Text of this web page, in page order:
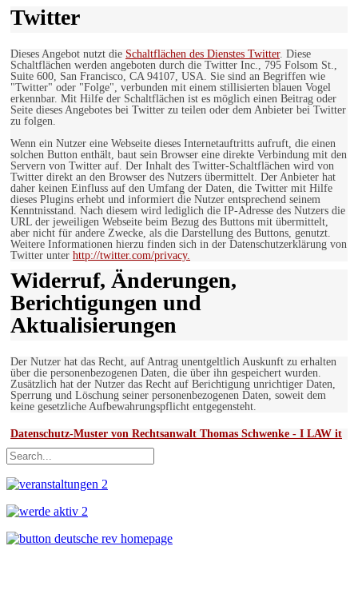
Twitter
Dieses Angebot nutzt die Schaltflächen des Dienstes Twitter. Diese
Schaltflächen werden angeboten durch die Twitter Inc., 795 Folsom St.,
Suite 600, San Francisco, CA 94107, USA. Sie sind an Begriffen wie
"Twitter" oder "Folge", verbunden mit einem stillisierten blauen Vogel
erkennbar. Mit Hilfe der Schaltflächen ist es möglich einen Beitrag oder
Seite dieses Angebotes bei Twitter zu teilen oder dem Anbieter bei Twitter
zu folgen.
Wenn ein Nutzer eine Webseite dieses Internetauftritts aufruft, die einen
solchen Button enthält, baut sein Browser eine direkte Verbindung mit den
Servern von Twitter auf. Der Inhalt des Twitter-Schaltflächen wird von
Twitter direkt an den Browser des Nutzers übermittelt. Der Anbieter hat
daher keinen Einfluss auf den Umfang der Daten, die Twitter mit Hilfe
dieses Plugins erhebt und informiert die Nutzer entsprechend seinem
Kenntnisstand. Nach diesem wird lediglich die IP-Adresse des Nutzers die
URL der jeweiligen Webseite beim Bezug des Buttons mit übermittelt,
aber nicht für andere Zwecke, als die Darstellung des Buttons, genutzt.
Weitere Informationen hierzu finden sich in der Datenschutzerklärung von
Twitter unter http://twitter.com/privacy.
Widerruf, Änderungen,
Berichtigungen und
Aktualisierungen
Der Nutzer hat das Recht, auf Antrag unentgeltlich Auskunft zu erhalten
über die personenbezogenen Daten, die über ihn gespeichert wurden.
Zusätzlich hat der Nutzer das Recht auf Berichtigung unrichtiger Daten,
Sperrung und Löschung seiner personenbezogenen Daten, soweit dem
keine gesetzliche Aufbewahrungspflicht entgegensteht.
Datenschutz-Muster von Rechtsanwalt Thomas Schwenke - I LAW it